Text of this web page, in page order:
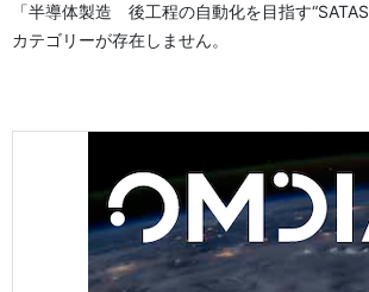
「半導体製造 後工程の自動化を目指す
カテゴリーが存在しません。